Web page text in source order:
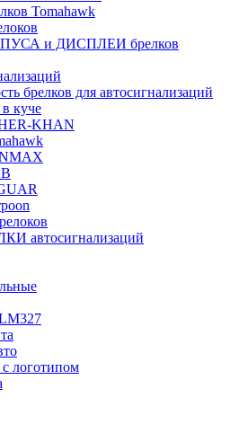
Tomahawk
и ДИСПЛЕИ брелков
брелков для автосигнализаций
куче
KHAN
автосигнализаций
логотипом